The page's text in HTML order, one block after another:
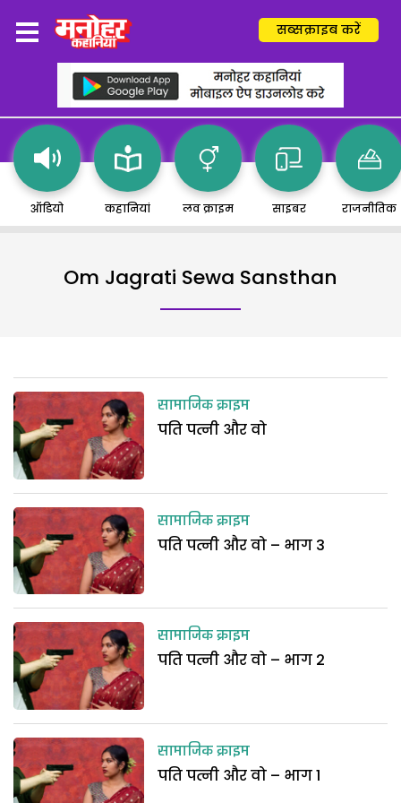
सब्सक्राइब करें
ऑडियो कहानियां लव क्राइम साइबर राजनीतिक
Om Jagrati Sewa Sansthan
सामाजिक क्राइम
पति पत्नी और वो
सामाजिक क्राइम
पति पत्नी और वो – भाग 3
सामाजिक क्राइम
पति पत्नी और वो – भाग 2
सामाजिक क्राइम
पति पत्नी और वो – भाग 1